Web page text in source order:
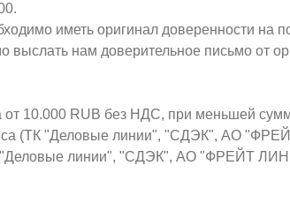
иметь оригинал доверенности на
выслать нам доверительное письмо от
от 10.000 RUB без НДС, при меньшей
(ТК "Деловые линии", "СДЭК", АО
"Деловые линии", "СДЭК", АО "ФРЕЙТ